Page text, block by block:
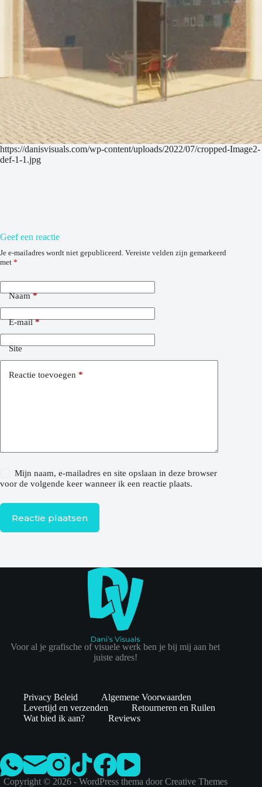
https://danisvisuals.com/wp-content/uploads/2022/07/cropped-Image2-
def-1-1.jpg
Geef een reactie
Je e-mailadres wordt niet gepubliceerd. Vereiste velden zijn gemarkeerd
met *
Naam*
E-mail*
Site
Reactie toevoegen *
Mijn naam, e-mailadres en site opslaan in deze browser
voor de volgende keer wanneer ik een reactie plaats.
Reactie plaatsen
Voor al je grafische of visuele werk ben je bij mij aan het
juiste adres!
Privacy Beleid
Algemene Voorwaarden
Levertijd en verzenden
Retourneren en Ruilen
Wat bied ik aan?
Reviews
Copyright © 2026 - WordPress thema door Creative Themes